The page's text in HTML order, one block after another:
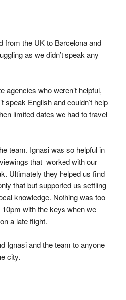
from the UK to Barcelona and
as we didn’t speak any
agencies who weren’t helpful,
speak English and couldn’t help
limited dates we had to travel
team. Ignasi was so helpful in
that  worked with our
Ultimately they helped us find
that but supported us settling
knowledge. Nothing was too
with the keys when we
a late flight.
Ignasi and the team to anyone
city.